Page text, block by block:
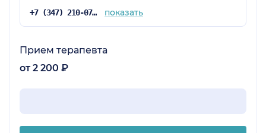
+7 (347) 210-07-94 показать
Прием терапевта
от 2 200 ₽